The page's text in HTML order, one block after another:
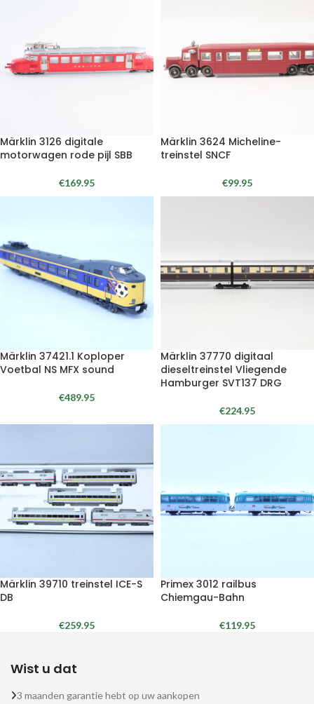
Märklin 3126 digitale
motorwagen rode pijl SBB
€169.95
Märklin 3624 Micheline-
treinstel SNCF
€99.95
Märklin 37421.1 Koploper
Voetbal NS MFX sound
€489.95
Märklin 37770 digitaal
dieseltreinstel Vliegende
Hamburger SVT137 DRG
€224.95
Märklin 39710 treinstel ICE-S
DB
€259.95
Primex 3012 railbus
Chiemgau-Bahn
€119.95
Wist u dat
3 maanden garantie hebt op uw aankopen